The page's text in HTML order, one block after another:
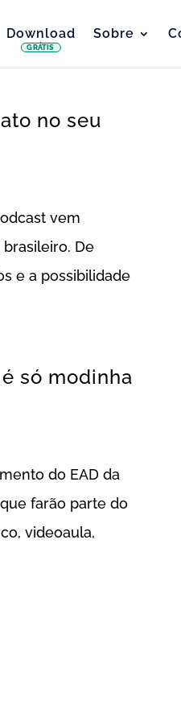
Download
GRÁTIS
Sobre
no seu
vem
De
e a possibilidade
só modinha
do EAD da
farão parte do
videoaula,